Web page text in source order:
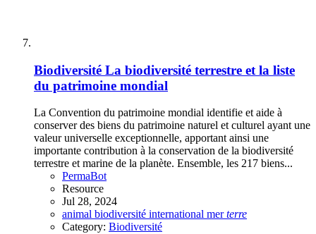
Biodiversité La biodiversité terrestre et la liste
du patrimoine mondial
La Convention du patrimoine mondial identifie et aide à
conserver des biens du patrimoine naturel et culturel ayant une
valeur universelle exceptionnelle, apportant ainsi une
importante contribution à la conservation de la biodiversité
terrestre et marine de la planète. Ensemble, les 217 biens...
PermaBot
Resource
Jul 28, 2024
animal biodiversité international merterre
Category: Biodiversité